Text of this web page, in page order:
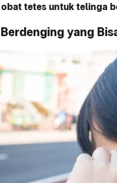
obat tetes untuk telinga
yang